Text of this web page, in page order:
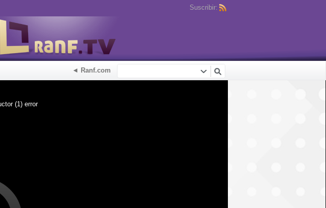
Suscribir:
◄ Ranf.com
(1) error